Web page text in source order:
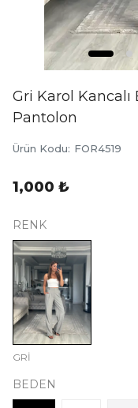
Gri Karol Kancalı
Pantolon
Ürün Kodu: FOR4519
1,000 ₺
RENK
GRİ
BEDEN